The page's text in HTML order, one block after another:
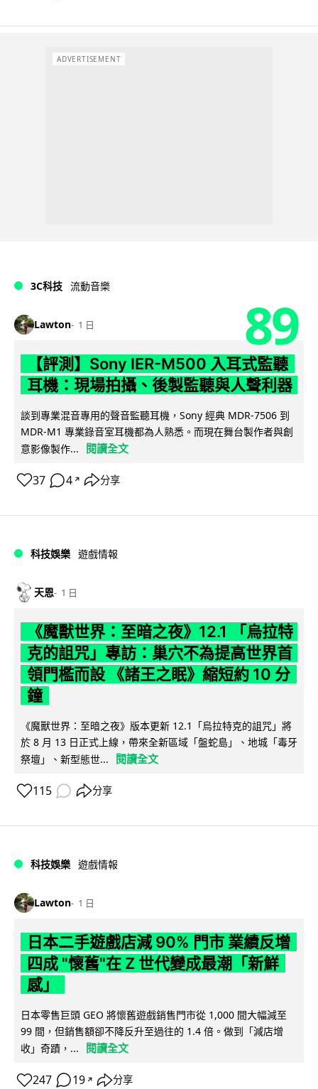
ADVERTISEMENT
3C科技 流動音樂
Lawton 1 日 89
【評測】Sony IER-M500 入耳式監聽
耳機：現場拍攝、後製監聽與人聲利器
談到專業混音專用的聲音監聽耳機，Sony 經典 MDR-7506 到
MDR-M1 專業錄音室耳機都為人熟悉。而現在舞台製作者與創
意影像製作...
閱讀全文
37 4 ↗ 分享
科技娛樂 遊戲情報
天恩 1 日
《魔獸世界：至暗之夜》12.1 「烏拉特
克的詛咒」專訪：巢穴不為提高世界首
領門檻而設 《諸王之眠》縮短約 10 分
鐘
《魔獸世界：至暗之夜》版本更新 12.1「烏拉特克的詛咒」將
於 8 月 13 日正式上線，帶來全新區域「盤蛇島」、地城「毒牙
祭壇」、新型態世...
閱讀全文
115 分享
科技娛樂 遊戲情報
Lawton 1 日
日本二手遊戲店減 90% 門市 業績反增
四成 "懷舊"在 Z 世代變成最潮「新鮮
感」
日本零售巨頭 GEO 將懷舊遊戲銷售門市從 1,000 間大幅減至
99 間，但銷售額卻不降反升至過往的 1.4 倍。做到「減店增
收」奇蹟，...
閱讀全文
247 19 ↗ 分享